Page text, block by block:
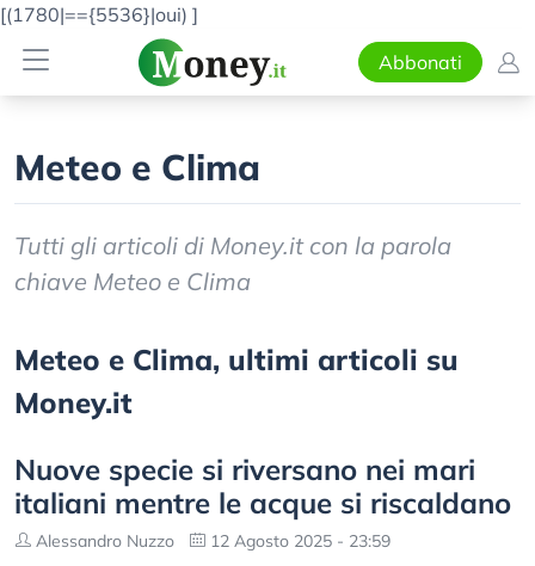
[(1780|=={5536}|oui) ]
Abbonati
Meteo e Clima
Tutti gli articoli di Money.it con la parola
chiave Meteo e Clima
Meteo e Clima, ultimi articoli su
Money.it
Nuove specie si riversano nei mari
italiani mentre le acque si riscaldano
Alessandro Nuzzo 12 Agosto 2025 - 23:59